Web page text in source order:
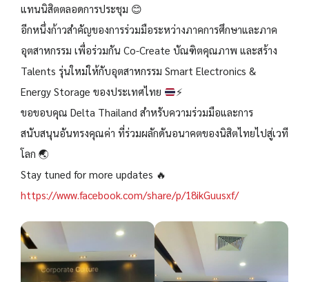
แทนนิสิตตลอดการประชุม 😊
อีกหนึ่งก้าวสำคัญของการร่วมมือระหว่างภาคการศึกษาและภาค
อุตสาหกรรม เพื่อร่วมกัน Co-Create บัณฑิตคุณภาพ และสร้าง
Talents รุ่นใหม่ให้กับอุตสาหกรรม Smart Electronics &
Energy Storage ของประเทศไทย
⚡
ขอขอบคุณ Delta Thailand สำหรับความร่วมมือและการ
สนับสนุนอันทรงคุณค่า ที่ร่วมผลักดันอนาคตของนิสิตไทยไปสู่เวที
โลก 🌏
Stay tuned for more updates 🔥
https://www.facebook.com/share/p/18ikGuusxf/